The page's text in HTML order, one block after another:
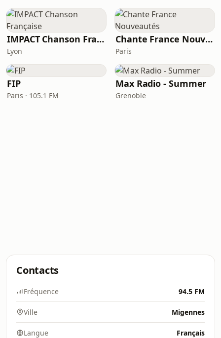
IMPACT Chanson Française
Lyon
Chante France Nouveautés
Paris
FIP
Paris · 105.1 FM
Max Radio - Summer
Grenoble
Contacts
Fréquence 94.5 FM
Ville Migennes
Langue Français